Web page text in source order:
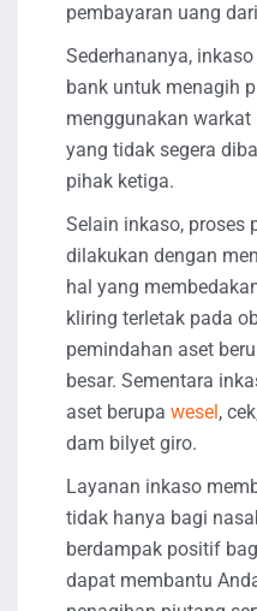
pembayaran uang
Sederhananya,
bank untuk menagih
menggunakan
yang tidak segera
pihak ketiga.
Selain inkaso, proses
dilakukan dengan
hal yang
kliring terletak pada
pemindahan aset
besar. Sementara
aset berupa wesel ,
dam bilyet giro.
Layanan inkaso
tidak hanya bagi
berdampak positif
dapat membantu